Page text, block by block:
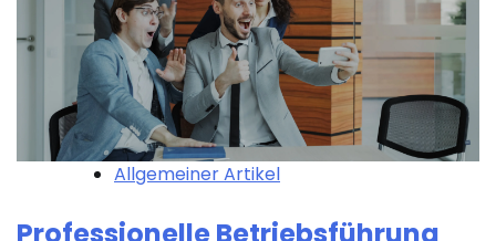
Allgemeiner Artikel
Professionelle Betriebsführung